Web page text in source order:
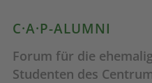
C·A·P-ALUMNI
Forum für die
Studenten des